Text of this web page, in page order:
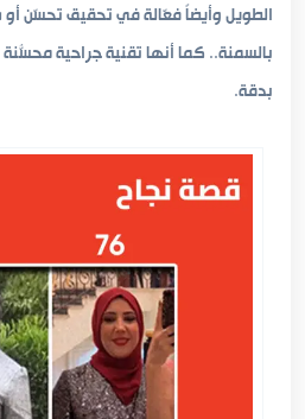
الطويل وأيضاً فعّالة في تحقيق تحسّن أو
بالسمنة.. كما أنها تقنية جراحية
بدقة.